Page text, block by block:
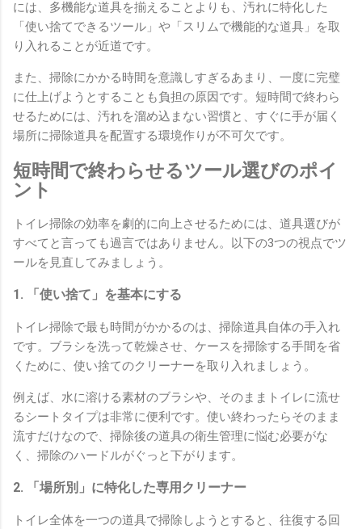
には、多機能な道具を揃えることよりも、汚れに特化した
「使い捨てできるツール」や「スリムで機能的な道具」を取
り入れることが近道です。
また、掃除にかかる時間を意識しすぎるあまり、一度に完璧
に仕上げようとすることも負担の原因です。短時間で終わら
せるためには、汚れを溜め込まない習慣と、すぐに手が届く
場所に掃除道具を配置する環境作りが不可欠です。
短時間で終わらせるツール選びのポイ
ント
トイレ掃除の効率を劇的に向上させるためには、道具選びが
すべてと言っても過言ではありません。以下の3つの視点でツ
ールを見直してみましょう。
1. 「使い捨て」を基本にする
トイレ掃除で最も時間がかかるのは、掃除道具自体の手入れ
です。ブラシを洗って乾燥させ、ケースを掃除する手間を省
くために、使い捨てのクリーナーを取り入れましょう。
例えば、水に溶ける素材のブラシや、そのままトイレに流せ
るシートタイプは非常に便利です。使い終わったらそのまま
流すだけなので、掃除後の道具の衛生管理に悩む必要がな
く、掃除のハードルがぐっと下がります。
2. 「場所別」に特化した専用クリーナー
トイレ全体を一つの道具で掃除しようとすると、往復する回